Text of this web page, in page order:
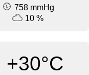
758 mmHg
10 %
+30°C